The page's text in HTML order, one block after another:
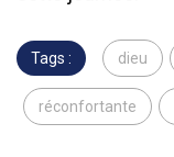
Tags : dieu
réconfortante